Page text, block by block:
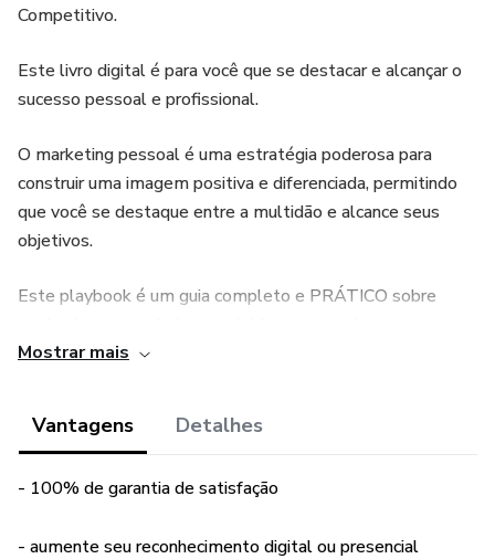
Competitivo.
Este livro digital é para você que se destacar e alcançar o
sucesso pessoal e profissional.
O marketing pessoal é uma estratégia poderosa para
construir uma imagem positiva e diferenciada, permitindo
que você se destaque entre a multidão e alcance seus
objetivos.
Este playbook é um guia completo e PRÁTICO sobre
desejam maximizar seu potencial e se destacar em sua
Nele, exploro os fundamentos do marketing pessoal,
imagem autêntica e eficaz, e compartilho estratégias
Mostrar mais
Vantagens Detalhes
- 100% de garantia de satisfação
- aumente seu reconhecimento digital ou presencial